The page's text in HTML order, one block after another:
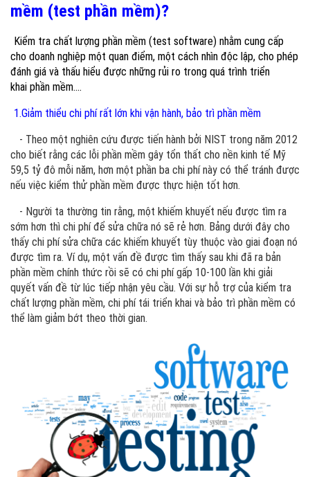
mềm (test phần mềm)?
Kiểm tra chất lượng phần mềm (test software) nhằm cung cấp
cho doanh nghiệp một quan điểm, một cách nhìn độc lập, cho phép
đánh giá và thấu hiểu được những rủi ro trong quá trình triển
khai phần mềm....
1.Giảm thiểu chi phí rất lớn khi vận hành, bảo trì phần mềm
- Theo một nghiên cứu được tiến hành bởi NIST trong năm 2012
cho biết rằng các lỗi phần mềm gây tổn thất cho nền kinh tế Mỹ
59,5 tỷ đô mỗi năm, hơn một phần ba chi phí này có thể tránh được
nếu việc kiểm thử phần mềm được thực hiện tốt hơn.
- Người ta thường tin rằng, một khiếm khuyết nếu được tìm ra
sớm hơn thì chi phí để sửa chữa nó sẽ rẻ hơn. Bảng dưới đây cho
thấy chi phí sửa chữa các khiếm khuyết tùy thuộc vào giai đoạn nó
được tìm ra. Ví dụ, một vấn đề được tìm thấy sau khi đã ra bản
phần mềm chính thức rồi sẽ có chi phí gấp 10-100 lần khi giải
quyết vấn đề từ lúc tiếp nhận yêu cầu. Với sự hỗ trợ của kiểm tra
chất lượng phần mềm, chi phí tái triển khai và bảo trì phần mềm có
thể làm giảm bớt theo thời gian.